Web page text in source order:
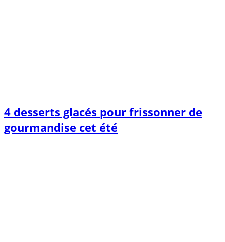
4 desserts glacés pour frissonner de
gourmandise cet été